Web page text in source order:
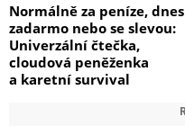
Normálně za peníze, dnes
zadarmo nebo se slevou:
Univerzální čtečka,
cloudová peněženka
a karetní survival